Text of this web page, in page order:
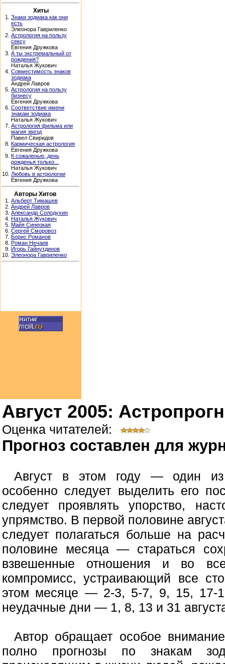
Хиты
1. Знаки зодиака как они
есть
Элеонора Гавриленко
2. Астрология на пользу
сексу
Евгения Дружкова
3. А ты экстремальный от
рождения?
Наталья Жукович
4. Совместимость знаков
зодиака
Андрей Лавров
5. Астрология на пользу
бизнесу
Евгения Дружкова
6. Соответствие имени
знакам зодиака
Наталья Жукович
7. Астрология фильма или
магия звезд
Павел Свиридов
8. Кармическая астрология
Евгения Дружкова
9. К сожаленью, день
рожденья только...
Наталья Жукович
10. Любовь в астрологии
Евгения Дружкова
Авторы Хитов
1. Альберт Тимашев
2. Андрей Лавров
3. Александр Солодухин
4. Наталья Жукович
5. Майя Синеокая
6. Сергей Сморовоз
7. Борис Романов
8. Роман Нечаев
9. Игорь Гайнутдинов
10. Элеонора Гавриленко
Август 2005:
Оценка читателей:
Прогноз составлен для
Август в этом году — один
особенно следует выделить его
следует проявлять упорство,
упрямство. В первой половине
следует полагаться больше на
половине месяца — стараться
взвешенные отношения и во
компромисс, устраивающий все
этом месяце — 2-3, 5-7, 9, 15, 17-
неудачные дни — 1, 8, 13 и 31
Автор обращает особое
полно прогнозы по знакам